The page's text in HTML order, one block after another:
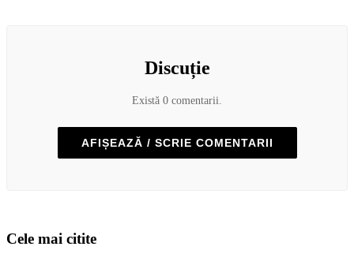
Discuție
Există 0 comentarii.
AFIȘEAZĂ / SCRIE COMENTARII
Cele mai citite